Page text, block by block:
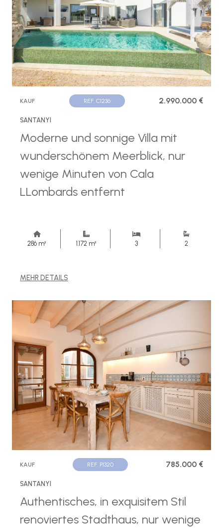
KAUF REF. C1236 2.990.000 €
SANTANYI
Moderne und sonnige Villa mit
wunderschönem Meerblick, nur
wenige Minuten von Cala
LLombards entfernt
286 m² 1.172 m² 3 2
MEHR DETAILS
KAUF REF. P1320 785.000 €
SANTANYI
Authentisches, in exquisitem Stil
renoviertes Stadthaus, nur wenige